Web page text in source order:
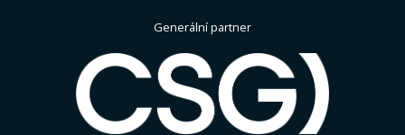
Generální partner